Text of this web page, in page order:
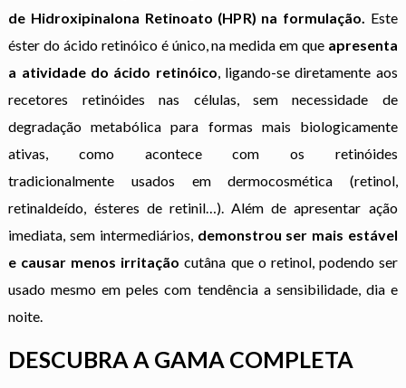
de Hidroxipinalona Retinoato (HPR) na formulação. Este
éster do ácido retinóico é único, na medida em que apresenta
a atividade do ácido retinóico, ligando-se diretamente aos
recetores retinóides nas células, sem necessidade de
degradação metabólica para formas mais biologicamente
ativas, como acontece com os retinóides
tradicionalmente usados em dermocosmética (retinol,
retinaldeído, ésteres de retinil…). Além de apresentar ação
imediata, sem intermediários, demonstrou ser mais estável
e causar menos irritação cutâna que o retinol, podendo ser
usado mesmo em peles com tendência a sensibilidade, dia e
noite.
DESCUBRA A GAMA COMPLETA